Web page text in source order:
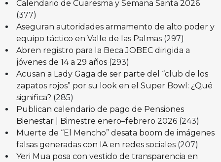
Calendario de Cuaresma y Semana Santa 2026
(377)
Aseguran autoridades armamento de alto poder y
equipo táctico en Valle de las Palmas (297)
Abren registro para la Beca JOBEC dirigida a
jóvenes de 14 a 29 años (293)
Acusan a Lady Gaga de ser parte del “club de los
zapatos rojos” por su look en el Super Bowl: ¿Qué
significa? (285)
Publican calendario de pago de Pensiones
Bienestar | Bimestre enero–febrero 2026 (243)
Muerte de “El Mencho” desata boom de imágenes
falsas generadas con IA en redes sociales (207)
Yeri Mua posa con vestido de transparencia en